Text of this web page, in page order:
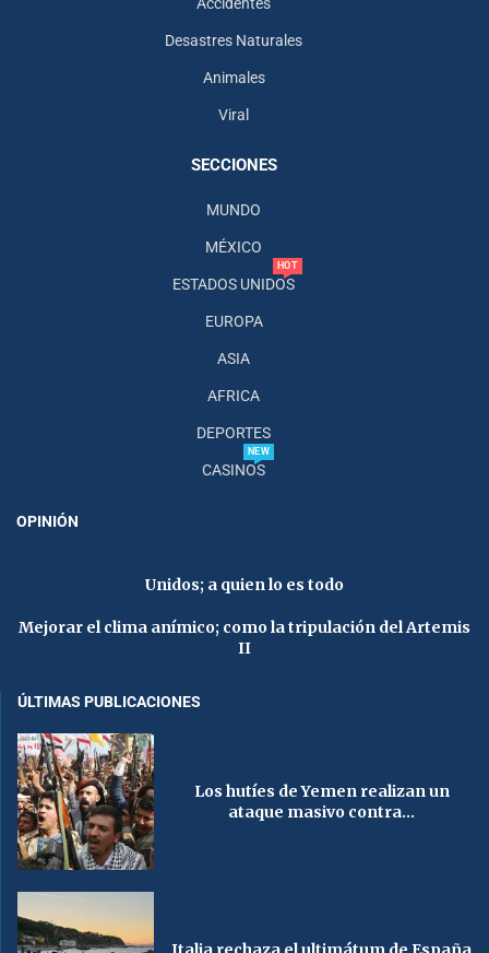
Accidentes
Desastres Naturales
Animales
Viral
SECCIONES
MUNDO
MÉXICO
ESTADOS UNIDOS
HOT
EUROPA
ASIA
AFRICA
DEPORTES
CASINOS
NEW
OPINIÓN
Unidos; a quien lo es todo
Mejorar el clima anímico; como la tripulación del Artemis
II
ÚLTIMAS PUBLICACIONES
Los hutíes de Yemen realizan un
ataque masivo contra...